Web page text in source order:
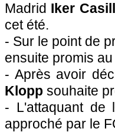
Madrid Iker
cet été.
- Sur le point de
ensuite promis
- Après avoir
Klopp souhaite
- L'attaquant de
approché par le